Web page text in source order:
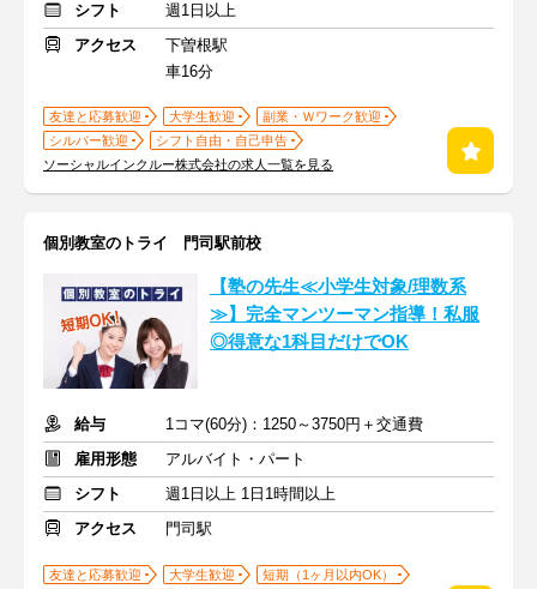
シフト
週1日以上
アクセス
下曽根駅
車16分
友達と応募歓迎 大学生歓迎
副業・Ｗワーク歓迎
シルバー歓迎
シフト自由・自己申告
ソーシャルインクルー株式会社の求人一覧を見る
個別教室のトライ 門司駅前校
【塾の先生≪小学生対象/理数系
≫】完全マンツーマン指導！私服
◎得意な1科目だけでOK
給与
1コマ(60分)：1250～3750円＋交通費
雇用形態
アルバイト・パート
シフト
週1日以上 1日1時間以上
アクセス
門司駅
友達と応募歓迎 大学生歓迎
短期（1ヶ月以内OK）